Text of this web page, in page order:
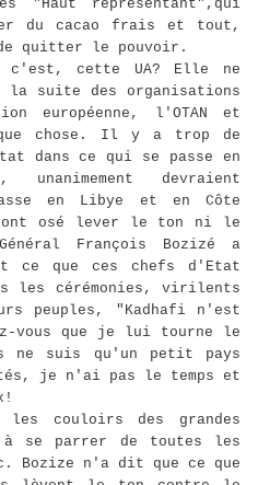
"Haut représentant",qui
du cacao frais et tout,
quitter le pouvoir.
c'est, cette UA? Elle ne
la suite des organisations
européenne, l'OTAN et
chose. Il y a trop de
dans ce qui se passe en
devraient
en Libye et en Côte
ont osé lever le ton ni le
François Bozizé a
ce que ces chefs d'Etat
les cérémonies, virilents
peuples, "Kadhafi n'est
vous que je lui tourne le
ne suis qu'un petit pays
je n'ai pas le temps et
les couloirs des grandes
se parrer de toutes les
Bozize n'a dit que ce que